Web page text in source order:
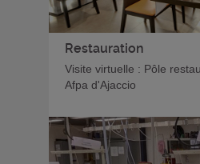
Restauration
Visite virtuelle : Pôle
Afpa d'Ajaccio